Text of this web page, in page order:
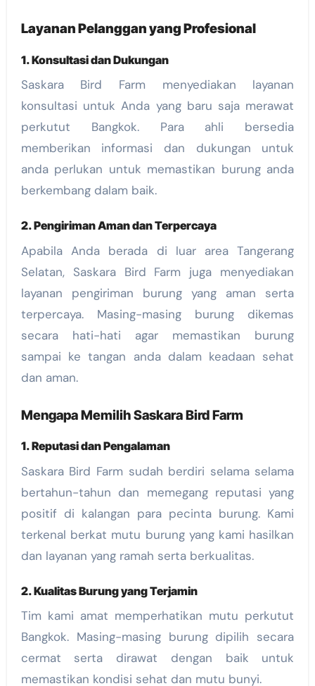
Layanan Pelanggan yang Profesional
1. Konsultasi dan Dukungan
Saskara Bird Farm menyediakan layanan
konsultasi untuk Anda yang baru saja merawat
perkutut Bangkok. Para ahli bersedia
memberikan informasi dan dukungan untuk
anda perlukan untuk memastikan burung anda
berkembang dalam baik.
2. Pengiriman Aman dan Terpercaya
Apabila Anda berada di luar area Tangerang
Selatan, Saskara Bird Farm juga menyediakan
layanan pengiriman burung yang aman serta
terpercaya. Masing-masing burung dikemas
secara hati-hati agar memastikan burung
sampai ke tangan anda dalam keadaan sehat
dan aman.
Mengapa Memilih Saskara Bird Farm
1. Reputasi dan Pengalaman
Saskara Bird Farm sudah berdiri selama selama
bertahun-tahun dan memegang reputasi yang
positif di kalangan para pecinta burung. Kami
terkenal berkat mutu burung yang kami hasilkan
dan layanan yang ramah serta berkualitas.
2. Kualitas Burung yang Terjamin
Tim kami amat memperhatikan mutu perkutut
Bangkok. Masing-masing burung dipilih secara
cermat serta dirawat dengan baik untuk
memastikan kondisi sehat dan mutu bunyi.